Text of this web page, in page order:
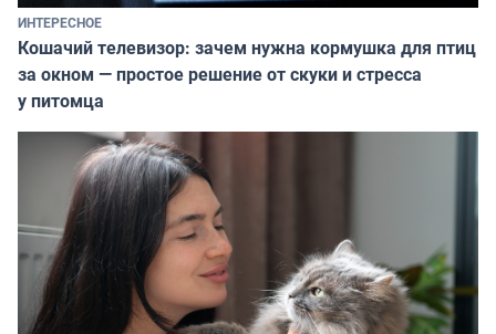
ИНТЕРЕСНОЕ
Кошачий телевизор: зачем нужна кормушка для птиц
за окном — простое решение от скуки и стресса
у питомца